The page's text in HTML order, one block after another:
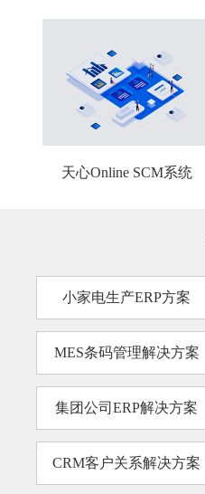
天心Online SCM系统
小家电生产ERP方案
MES条码管理解决方案
集团公司ERP解决方案
CRM客户关系解决方案